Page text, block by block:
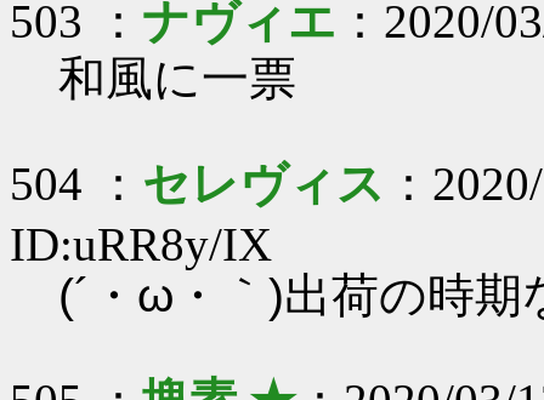
503 ： ナヴィエ ：2020/
和風に一票
504 ： セレヴィス ：
ID:uRR8y/IX
(´・ω・｀)出荷の時